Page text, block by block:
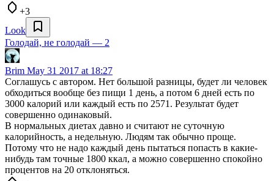
+3
Look
Голодай, не голодай — 2
Brim May 31 2017 at 18:27
Соглашусь с автором. Нет большой разницы, будет ли человек
обходиться вообще без пищи 1 день, а потом 6 дней есть по
3000 калорий или каждый есть по 2571. Результат будет
совершенно одинаковый.
В нормальных диетах давно и считают не суточную
калорийность, а недельную. Людям так обычно проще.
Потому что не надо каждый день пытаться попасть в какие-
нибудь там точные 1800 ккал, а можно совершенно спокойно
процентов на 20 отклоняться.